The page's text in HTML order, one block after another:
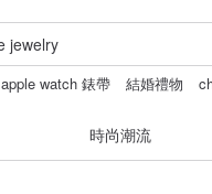
apple watch 錶帶 結婚禮物
時尚潮流